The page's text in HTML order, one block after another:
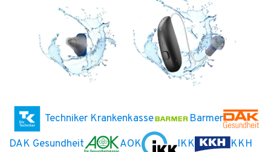
Techniker Krankenkasse
Barmer
DAK Gesundheit
AOK IKK
KKH